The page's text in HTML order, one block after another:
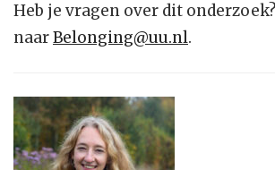
Heb je vragen over dit
naarBelonging@uu.nl.